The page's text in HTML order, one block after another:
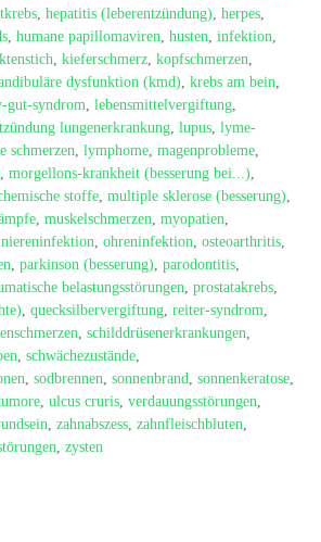
, hepatitis (leberentzündung), herpes,
, humane papillomaviren, husten, infektion,
, kieferschmerz, kopfschmerzen,
dysfunktion (kmd), krebs am bein,
gut-syndrom, lebensmittelvergiftung,
lungenerkrankung, lupus, lyme-
schmerzen, lymphome, magenprobleme,
, morgellons-krankheit (besserung bei...),
stoffe, multiple sklerose (besserung),
, muskelschmerzen, myopatien,
niereninfektion, ohreninfektion, osteoarthritis,
, parkinson (besserung), parodontitis,
belastungsstörungen, prostatakrebs,
, quecksilbervergiftung, reiter-syndrom,
, schilddrüsenerkrankungen,
, schwächezustände,
, sodbrennen, sonnenbrand, sonnenkeratose,
, ulcus cruris, verdauungsstörungen,
, zahnabszess, zahnfleischbluten,
, zysten